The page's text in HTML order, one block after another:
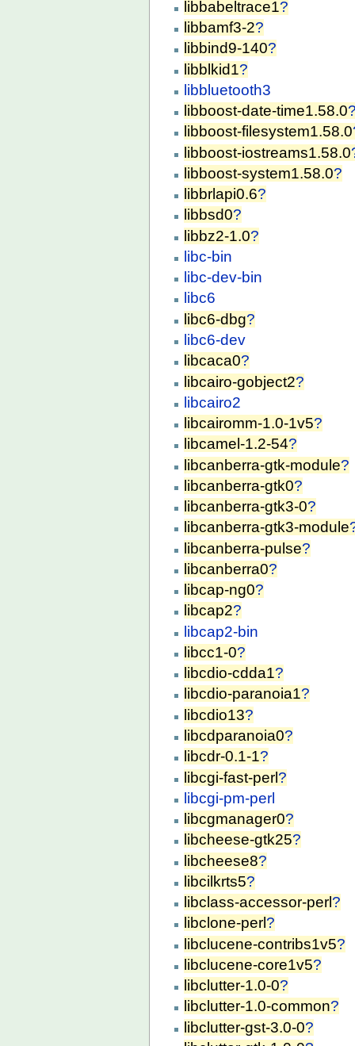
libbabeltrace1?
libbamf3-2?
libbind9-140?
libblkid1?
libbluetooth3
libboost-date-time1.58.0
libboost-filesystem1.58.0
libboost-iostreams1.58.0
libboost-system1.58.0?
libbrlapi0.6?
libbsd0?
libbz2-1.0?
libc-bin
libc-dev-bin
libc6
libc6-dbg?
libc6-dev
libcaca0?
libcairo-gobject2?
libcairo2
libcairomm-1.0-1v5?
libcamel-1.2-54?
libcanberra-gtk-module?
libcanberra-gtk0?
libcanberra-gtk3-0?
libcanberra-gtk3-module
libcanberra-pulse?
libcanberra0?
libcap-ng0?
libcap2?
libcap2-bin
libcc1-0?
libcdio-cdda1?
libcdio-paranoia1?
libcdio13?
libcdparanoia0?
libcdr-0.1-1?
libcgi-fast-perl?
libcgi-pm-perl
libcgmanager0?
libcheese-gtk25?
libcheese8?
libcilkrts5?
libclass-accessor-perl ?
libclone-perl ?
libclucene-contribs1v5?
libclucene-core1v5?
libclutter-1.0-0?
libclutter-1.0-common?
libclutter-gst-3.0-0?